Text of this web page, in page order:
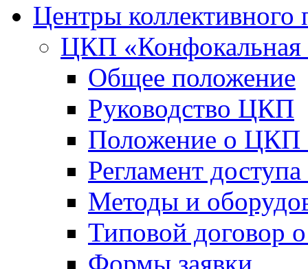
Центры коллективного
ЦКП «Конфокальная
Общее положение
Руководство ЦКП
Положение о
Регламент
Методы и
Типовой договор